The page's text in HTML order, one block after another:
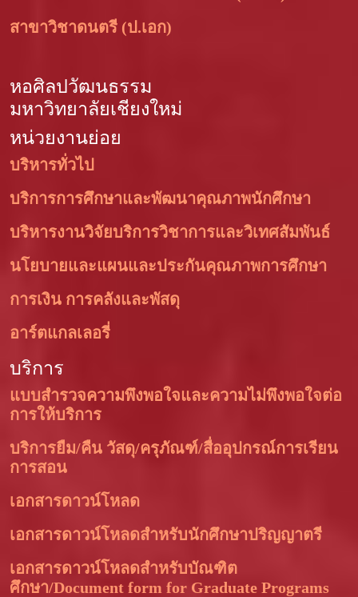
สาขาวิชาดนตรี (ป.เอก)
หอศิลปวัฒนธรรม
มหาวิทยาลัยเชียงใหม่
หน่วยงานย่อย
บริหารทั่วไป
บริการการศึกษาและพัฒนาคุณภาพนักศึกษา
บริหารงานวิจัยบริการวิชาการและวิเทศสัมพันธ์
นโยบายและแผนและประกันคุณภาพการศึกษา
การเงิน การคลังและพัสดุ
อาร์ตแกลเลอรี่
บริการ
แบบสำรวจความพึงพอใจและความไม่พึงพอใจต่อ
การให้บริการ
บริการยืม/คืน วัสดุ/ครุภัณฑ์/สื่ออุปกรณ์การเรียน
การสอน
เอกสารดาวน์โหลด
เอกสารดาวน์โหลดสำหรับนักศึกษาปริญญาตรี
เอกสารดาวน์โหลดสำหรับบัณฑิต
ศึกษา/Document form for Graduate Programs